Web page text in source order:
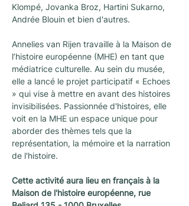
Klompé, Jovanka Broz, Hartini Sukarno,
Andrée Blouin et bien d'autres.
Annelies van Rijen travaille à la Maison de
l’histoire européenne (MHE) en tant que
médiatrice culturelle. Au sein du musée,
elle a lancé le projet participatif « Echoes
» qui vise à mettre en avant des histoires
invisibilisées. Passionnée d'histoires, elle
voit en la MHE un espace unique pour
aborder des thèmes tels que la
représentation, la mémoire et la narration
de l'histoire.
Cette activité aura lieu en français à la
Maison de l'histoire européenne, rue